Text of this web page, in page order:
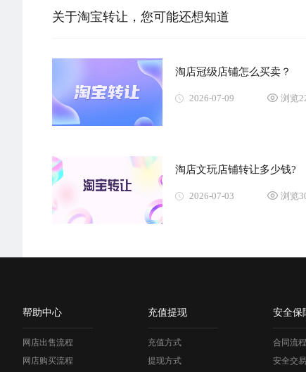
关于淘宝转让，您可能还想知道
淘店冠级店铺怎么买卖？
2026-07-09 浏览
淘店文玩店铺转让多少钱?
2026-07-03 浏览
帮助中心
网店出售流程
网店购买流程
充值提现
充值方式
提现方式
安全保
合同流程
安全交易